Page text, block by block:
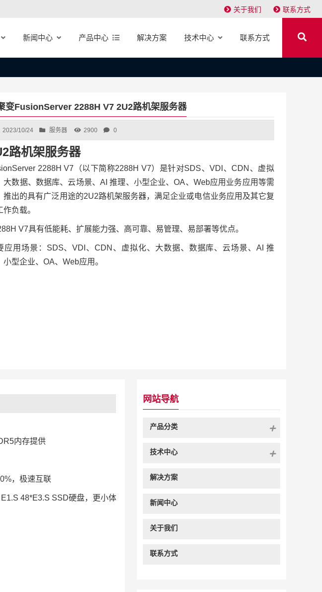
关于我们 联系方式
新闻中心 产品中心 解决方案 技术中心 联系方式
变FusionServer 2288H V7 2U2路机架服务器
2023/10/24 服务器 2900 0
路机架服务器
2288H V7（以下简称2288H V7）是针对SDS、VDI、CDN、虚拟
大数据、数据库、云场景、AI 推理、小型企业、OA、Web应用业务应用等需
推出的具有广泛用途的2U2路机架服务器，满足企业或电信业务应用及其它复
作负载。
V7具有低能耗、扩展能力强、高可靠、易管理、易部署等优点。
应用场景：SDS、VDI、CDN、虚拟化、大数据、数据库、云场景、AI 推
小型企业、OA、Web应用。
内存提供
，极速互联
48*E3.S SSD硬盘，更小体
网站导航
产品分类
技术中心
解决方案
新闻中心
关于我们
联系方式